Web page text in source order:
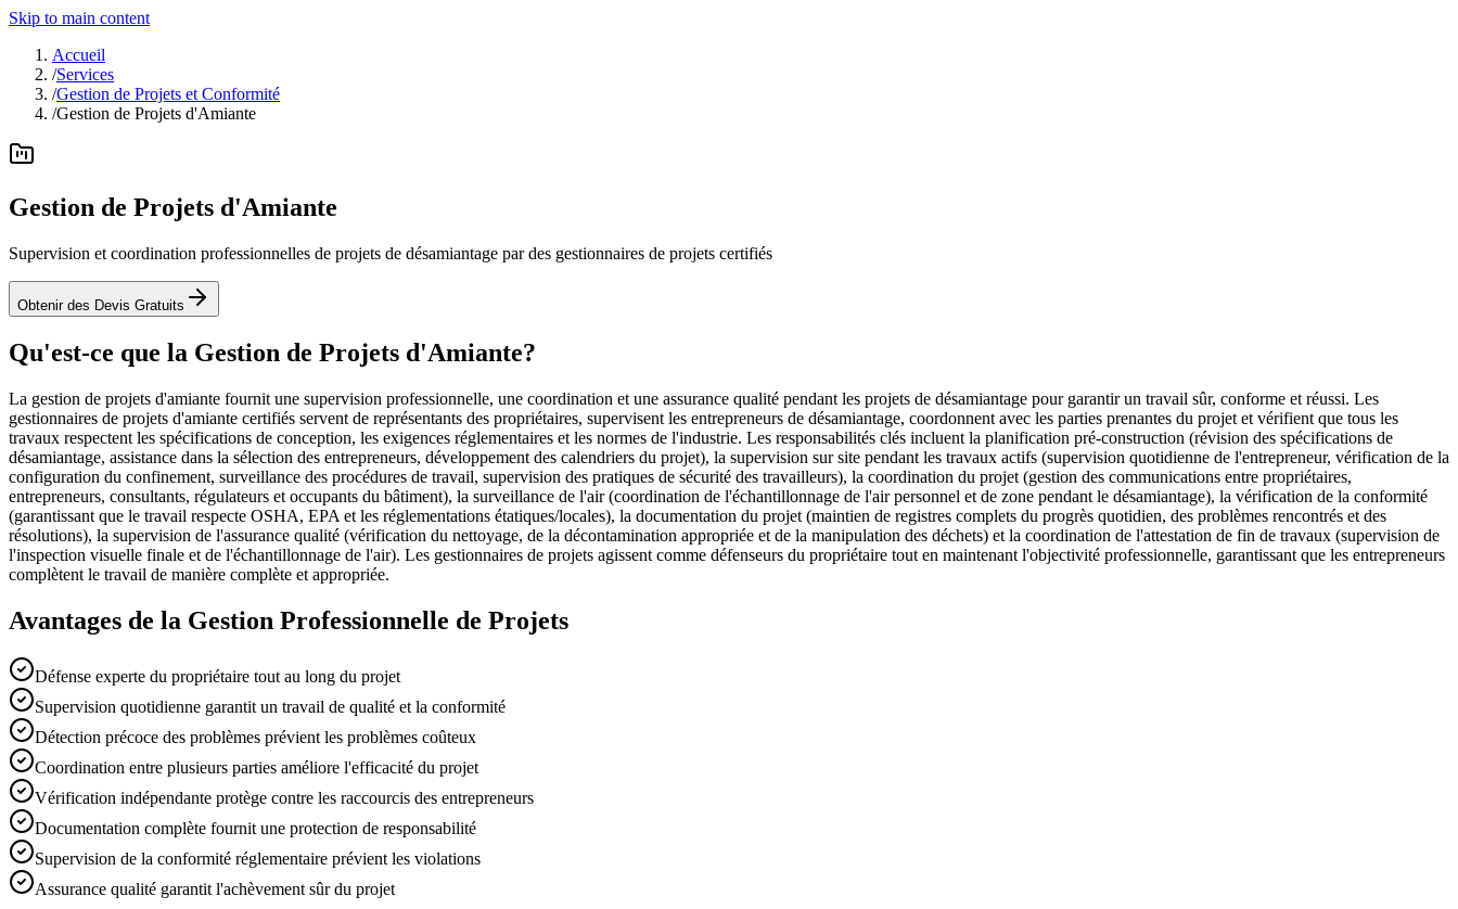
Skip to main content
Accueil
/Services
/Gestion de Projets et Conformité
/Gestion de Projets d'Amiante
Gestion de Projets d'Amiante
Supervision et coordination professionnelles de projets de désamiantage par des gestionnaires de projets certifiés
Obtenir des Devis Gratuits
Qu'est-ce que la Gestion de Projets d'Amiante?
La gestion de projets d'amiante fournit une supervision professionnelle, une coordination et une assurance qualité pendant les projets de désamiantage pour garantir un travail sûr, conforme et réussi. Les
gestionnaires de projets d'amiante certifiés servent de représentants des propriétaires, supervisent les entrepreneurs de désamiantage, coordonnent avec les parties prenantes du projet et vérifient que tous les
travaux respectent les spécifications de conception, les exigences réglementaires et les normes de l'industrie. Les responsabilités clés incluent la planification pré-construction (révision des spécifications de
désamiantage, assistance dans la sélection des entrepreneurs, développement des calendriers du projet), la supervision sur site pendant les travaux actifs (supervision quotidienne de l'entrepreneur, vérification de la
configuration du confinement, surveillance des procédures de travail, supervision des pratiques de sécurité des travailleurs), la coordination du projet (gestion des communications entre propriétaires,
entrepreneurs, consultants, régulateurs et occupants du bâtiment), la surveillance de l'air (coordination de l'échantillonnage de l'air personnel et de zone pendant le désamiantage), la vérification de la conformité
(garantissant que le travail respecte OSHA, EPA et les réglementations étatiques/locales), la documentation du projet (maintien de registres complets du progrès quotidien, des problèmes rencontrés et des
résolutions), la supervision de l'assurance qualité (vérification du nettoyage, de la décontamination appropriée et de la manipulation des déchets) et la coordination de l'attestation de fin de travaux (supervision de
l'inspection visuelle finale et de l'échantillonnage de l'air). Les gestionnaires de projets agissent comme défenseurs du propriétaire tout en maintenant l'objectivité professionnelle, garantissant que les entrepreneurs
complètent le travail de manière complète et appropriée.
Avantages de la Gestion Professionnelle de Projets
Défense experte du propriétaire tout au long du projet
Supervision quotidienne garantit un travail de qualité et la conformité
Détection précoce des problèmes prévient les problèmes coûteux
Coordination entre plusieurs parties améliore l'efficacité du projet
Vérification indépendante protège contre les raccourcis des entrepreneurs
Documentation complète fournit une protection de responsabilité
Supervision de la conformité réglementaire prévient les violations
Assurance qualité garantit l'achèvement sûr du projet